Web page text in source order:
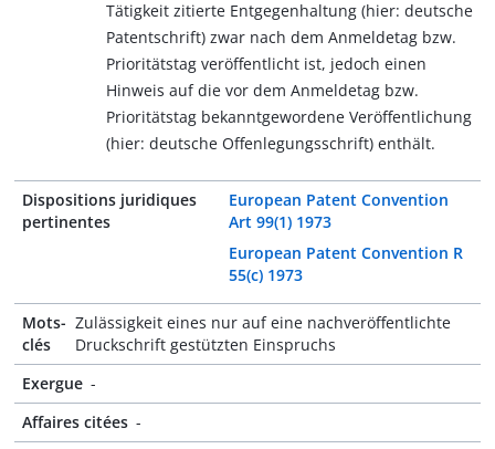
Tätigkeit zitierte Entgegenhaltung (hier: deutsche
Patentschrift) zwar nach dem Anmeldetag bzw.
Prioritätstag veröffentlicht ist, jedoch einen
Hinweis auf die vor dem Anmeldetag bzw.
Prioritätstag bekanntgewordene Veröffentlichung
(hier: deutsche Offenlegungsschrift) enthält.
Dispositions juridiques
pertinentes
European Patent Convention
Art 99(1) 1973
European Patent Convention R
55(c) 1973
Mots-
clés
Zulässigkeit eines nur auf eine nachveröffentlichte
Druckschrift gestützten Einspruchs
Exergue -
Affaires citées -